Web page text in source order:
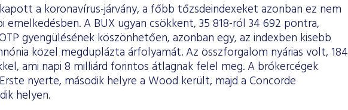
a koronavírus-járvány, a főbb tőzsdeindexeket azonban ez nem
A BUX ugyan csökkent, 35 818-ról 34 692 pontra,
gyengülésének köszönhetően, azonban egy, az indexben kisebb
közel megduplázta árfolyamát. Az összforgalom nyárias volt, 184
ami napi 8 milliárd forintos átlagnak felel meg. A brókercégek
nyerte, második helyre a Wood került, majd a Concorde
helyen.